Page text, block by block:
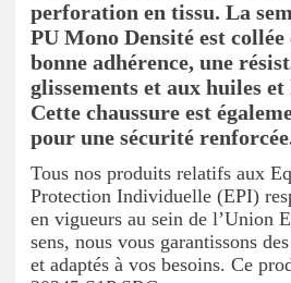
perforation en tissu. La
PU Mono Densité est
bonne adhérence, une
glissements et aux huiles
Cette chaussure est
pour une sécurité
Tous nos produits relatifs aux
Protection Individuelle (EPI)
en vigueurs au sein de l’Union
sens, nous vous garantissons
et adaptés à vos besoins. Ce